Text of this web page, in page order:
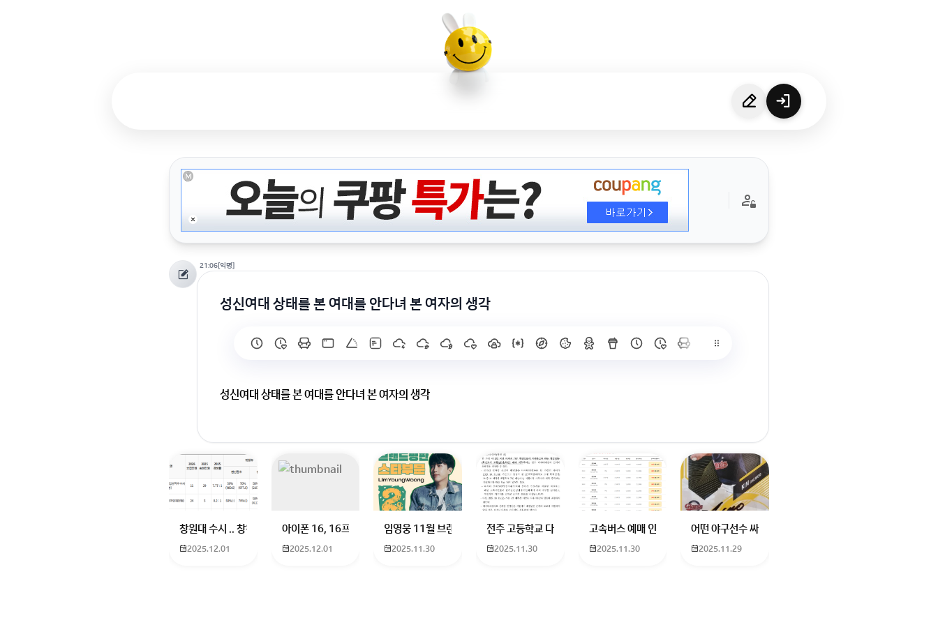
21:06[익명]
성신여대 상태를 본 여대를 안다녀 본 여자의 생각
성신여대 상태를 본 여대를 안다녀 본 여자의 생각
창원대 수시 .. 창원대를 목표로 하고 있는 09년생입니다 지금 제 내신이 5등급제 기준으로
2025.12.01
아이폰 16, 16프로 케이스 호환 가능한가요? 16을 쓰고 있는데 일반형은 케이스가 많이 없고 프로형은 많아서
2025.12.01
임영웅 11월 브랜드평판 순위 알고싶어요 임영웅 11월 브랜드평판에서 스타부문에서의 임영웅 순위 알고싶어요
2025.11.30
전주 고등학교 다자녀 제가 2027학년도 고등학교 입학생인데요 지망하는 학교가 전주 한일고인데 1. 다자녀
2025.11.30
고속버스 예매 인천공항에서 대전으로 가는 버스를 이용하려하는데 버스 노선이 인천
2025.11.30
어떤 야구선수 싸인일까요? 제가 옛날에 롯데 자이언츠 선수
2025.11.29